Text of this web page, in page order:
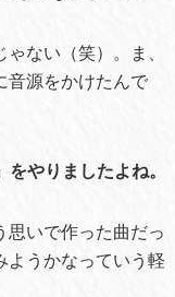
ない（笑）。ま、
音源をかけたんで
やりましたよね。
思いで作った曲だっ
ようかなっていう軽